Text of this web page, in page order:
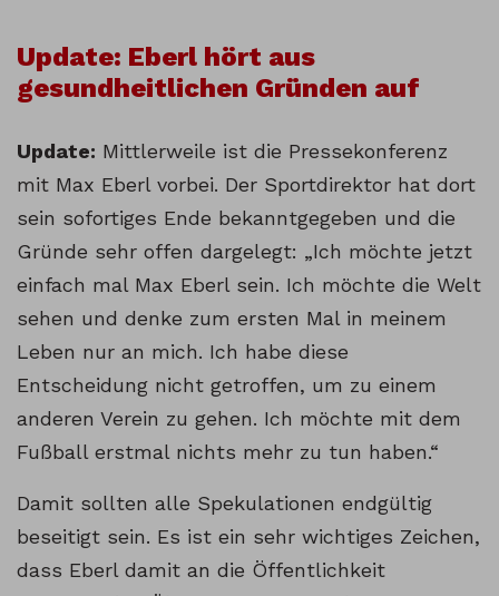
Update: Eberl hört aus
gesundheitlichen Gründen auf
Update: Mittlerweile ist die Pressekonferenz
mit Max Eberl vorbei. Der Sportdirektor hat dort
sein sofortiges Ende bekanntgegeben und die
Gründe sehr offen dargelegt: „Ich möchte jetzt
einfach mal Max Eberl sein. Ich möchte die Welt
sehen und denke zum ersten Mal in meinem
Leben nur an mich. Ich habe diese
Entscheidung nicht getroffen, um zu einem
anderen Verein zu gehen. Ich möchte mit dem
Fußball erstmal nichts mehr zu tun haben.“
Damit sollten alle Spekulationen endgültig
beseitigt sein. Es ist ein sehr wichtiges Zeichen,
dass Eberl damit an die Öffentlichkeit